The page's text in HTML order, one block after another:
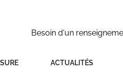
Besoin d'un
ACTUALITÉS